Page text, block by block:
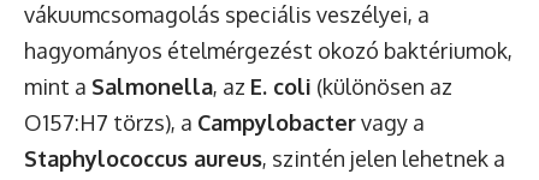
vákuumcsomagolás speciális veszélyei, a
hagyományos ételmérgezést okozó baktériumok,
mint a Salmonella, az E. coli (különösen az
O157:H7 törzs), a Campylobactervagy a
Staphylococcus aureus, szintén jelen lehetnek a